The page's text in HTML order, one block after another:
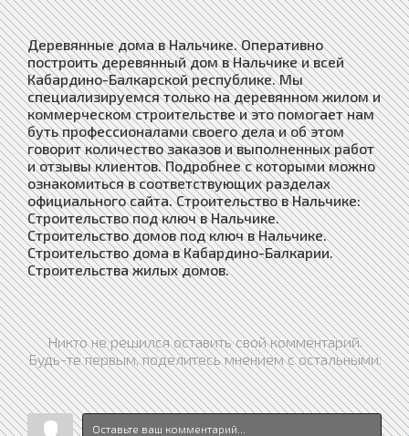
Деревянные дома в Нальчике. Оперативно
построить деревянный дом в Нальчике и всей
Кабардино-Балкарской республике. Мы
специализируемся только на деревянном жилом и
коммерческом строительстве и это помогает нам
буть профессионалами своего дела и об этом
говорит количество заказов и выполненных работ
и отзывы клиентов. Подробнее с которыми можно
ознакомиться в соответствующих разделах
официального сайта. Строительство в Нальчике:
Строительство под ключ в Нальчике.
Строительство домов под ключ в Нальчике.
Строительство дома в Кабардино-Балкарии.
Строительства жилых домов.
Никто не решился оставить свой комментарий.
Будь-те первым, поделитесь мнением с остальными.